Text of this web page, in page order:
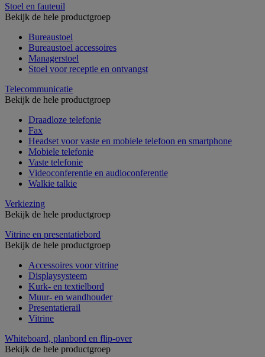
Stoel en fauteuil
Bekijk de hele productgroep
Bureaustoel
Bureaustoel accessoires
Managerstoel
Stoel voor receptie en ontvangst
Telecommunicatie
Bekijk de hele productgroep
Draadloze telefonie
Fax
Headset voor vaste en mobiele telefoon en smartphone
Mobiele telefonie
Vaste telefonie
Videoconferentie en audioconferentie
Walkie talkie
Verkiezing
Bekijk de hele productgroep
Vitrine en presentatiebord
Bekijk de hele productgroep
Accessoires voor vitrine
Displaysysteem
Kurk- en textielbord
Muur- en wandhouder
Presentatierail
Vitrine
Whiteboard, planbord en flip-over
Bekijk de hele productgroep